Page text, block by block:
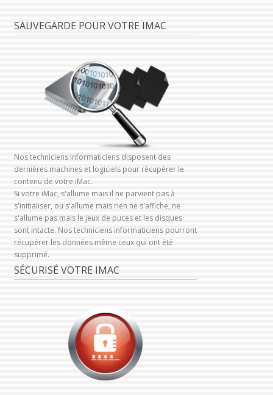
SAUVEGARDE POUR VOTRE IMAC
Nos techniciens informaticiens disposent des
dernières machines et logiciels pour récupérer le
contenu de votre iMac.
Si votre iMac, s'allume mais il ne parvient pas à
s'initialiser, ou s'allume mais rien ne s'affiche, ne
s'allume pas mais le jeux de puces et les disques
sont intacte. Nos techniciens informaticiens pourront
récupérer les données même ceux qui ont été
supprimé.
SÉCURISÉ VOTRE IMAC